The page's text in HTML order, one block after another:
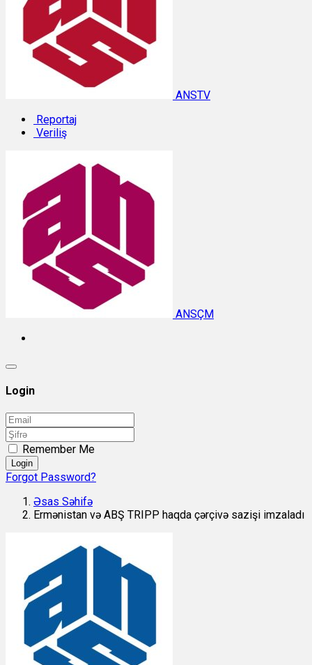
ANSTV
Reportaj
Veriliş
ANSÇM
Login
Remember Me
Login
Forgot Password?
Əsas Səhifə
Ermənistan və ABŞ TRIPP haqda çərçivə sazişi imzaladı